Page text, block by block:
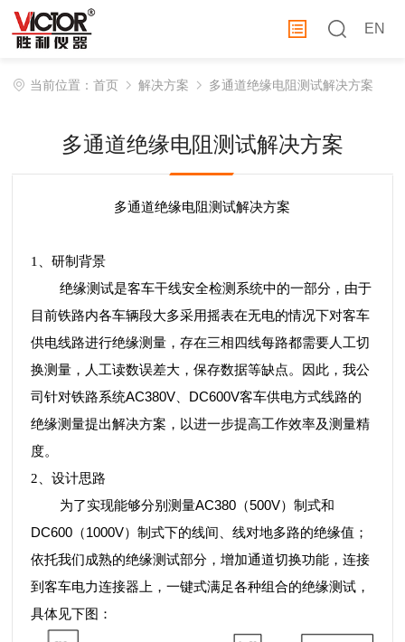
EN
当前位置：首页 解决方案 多通道绝缘电阻测试解决方案
多通道绝缘电阻测试解决方案
多通道绝缘电阻测试解决方案
1
、研制背景
绝缘测试是客车干线安全检测系统中的一部分 ， 由于
目前铁路内各车辆段大多采用摇表在无电的情况下对客车
供电线路进行绝缘测量，存在三相四线每路都需要人工切
换测量，人工读数误差大，保存数据等缺点。因此，我公
司针对铁路系统AC380V DC600V客车供电方式线路的
绝缘测量提出解决方案，以进一步提高工作效率及测量精
度。
2 、设计思路
为了实现能够分别测量AC380 （500V）制式和
DC600 （1000V）制式下的线间、线对地多路的绝缘值；
依托我们成熟的绝缘测试部分，增加通道切换功能，连接
到客车电力连接器上，一键式满足各种组合的绝缘测试，
具体见下图：